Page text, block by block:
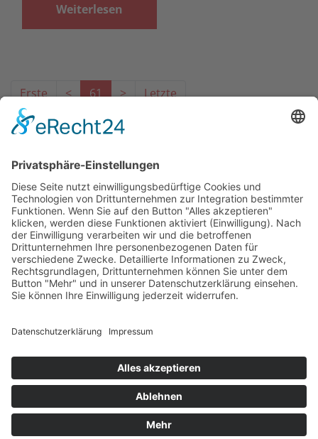
Weiterlesen
Erste < 61 > Letzte
Das Projekt zur Implementierung der Einheitlichen
Ansprechstellen für Arbeitgeber gemäß § 185a SGB IX in
Hessen wird gefördert aus Mitteln des LWV Hessen
Integrationsamtes. Das Projekt wird unter Einbindung
des Hessischen Ministeriums für Arbeit, Integration,
Jugend und Soziales von der Forschungsstelle des
Bildungswerks der Hessischen Wirtschaft e. V.
durchgeführt.
DATENSCHUTZ